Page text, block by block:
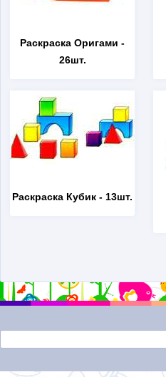
Раскраска Оригами -
26шт.
Раскраска Кубик - 13шт.